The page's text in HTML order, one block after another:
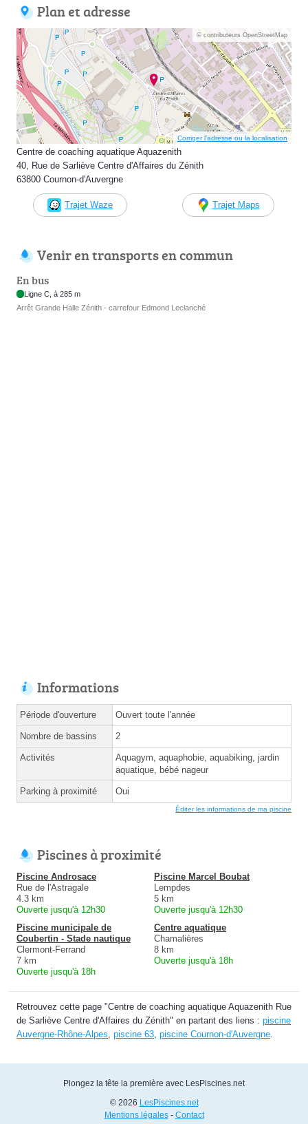
Plan et adresse
© contributeurs OpenStreetMap
Corriger l’adresse ou la localisation
Centre de coaching aquatique Aquazenith
40, Rue de Sarliève Centre d'Affaires du Zénith
63800 Cournon-d'Auvergne
Trajet Waze Trajet Maps
Venir en transports en commun
En bus
Ligne C, à 285 m
Arrêt Grande Halle Zénith - carrefour Edmond Leclanché
Informations
Période d'ouverture Ouvert toute l'année
Nombre de bassins 2
Activités
Aquagym, aquaphobie, aquabiking, jardin
aquatique, bébé nageur
Parking à proximité Oui
Éditer les informations de ma piscine
Piscines à proximité
Piscine Androsace
Rue de l'Astragale
4.3 km
Ouverte jusqu'à 12h30
Piscine Marcel Boubat
Lempdes
5 km
Ouverte jusqu'à 12h30
Piscine municipale de
Coubertin - Stade nautique
Clermont-Ferrand
7 km
Ouverte jusqu'à 18h
Centre aquatique
Chamalières
8 km
Ouverte jusqu'à 18h
Retrouvez cette page "Centre de coaching aquatique Aquazenith Rue
de Sarliève Centre d'Affaires du Zénith" en partant des liens : piscine
Auvergne-Rhône-Alpes piscine 63 piscine Cournon-d'Auvergne
Plongez la tête la première avec LesPiscines.net
© 2026 LesPiscines.net
Mentions légales- Contact